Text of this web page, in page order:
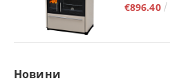
€896.40
Новини